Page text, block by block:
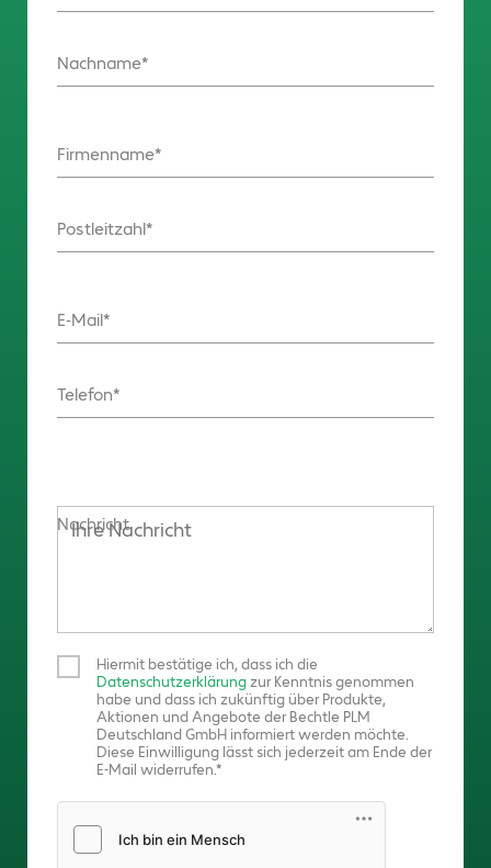
Nachname
Firmenname
Postleitzahl
E-Mail
Telefon
Nachricht
Hiermit bestätige ich, dass ich die
Datenschutzerklärungzur Kenntnis genommen
habe und dass ich zukünftig über Produkte,
Aktionen und Angebote der Bechtle PLM
Deutschland GmbH informiert werden möchte.
Diese Einwilligung lässt sich jederzeit am Ende der
E-Mail widerrufen.